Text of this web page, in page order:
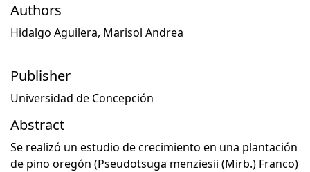
Authors
Hidalgo Aguilera, Marisol Andrea
Publisher
Universidad de Concepción
Abstract
Se realizó un estudio de crecimiento en una plantación
de pino oregón (Pseudotsuga menziesii (Mirb.) Franco)